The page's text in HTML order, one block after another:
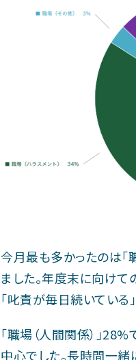
今月最も多かったのは「
ました。年度末に向け
「叱責が毎日続いている
「職場（人間関係）」
中心でした。長時間一